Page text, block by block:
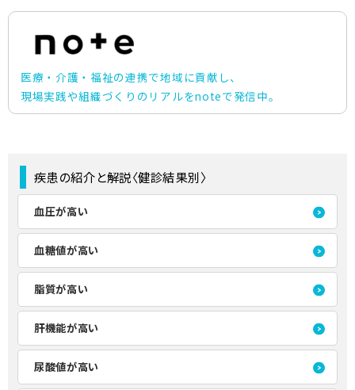
医療・介護・福祉の連携で地域に貢献し、
現場実践や組織づくりのリアルをnoteで発信中。
疾患の紹介と解説〈健診結果別〉
血圧が高い
血糖値が高い
脂質が高い
肝機能が高い
尿酸値が高い